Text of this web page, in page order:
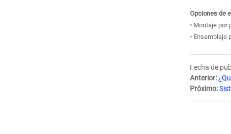
Opciones de
• Montaje
• Ensamblaje
Fecha de
Anterior:
Próximo: